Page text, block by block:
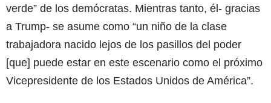
verde” de los demócratas. Mientras tanto, él- gracias
a Trump- se asume como “un niño de la clase
trabajadora nacido lejos de los pasillos del poder
[que] puede estar en este escenario como el próximo
Vicepresidente de los Estados Unidos de América”.